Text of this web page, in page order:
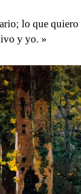
lo que quiero
y yo. »